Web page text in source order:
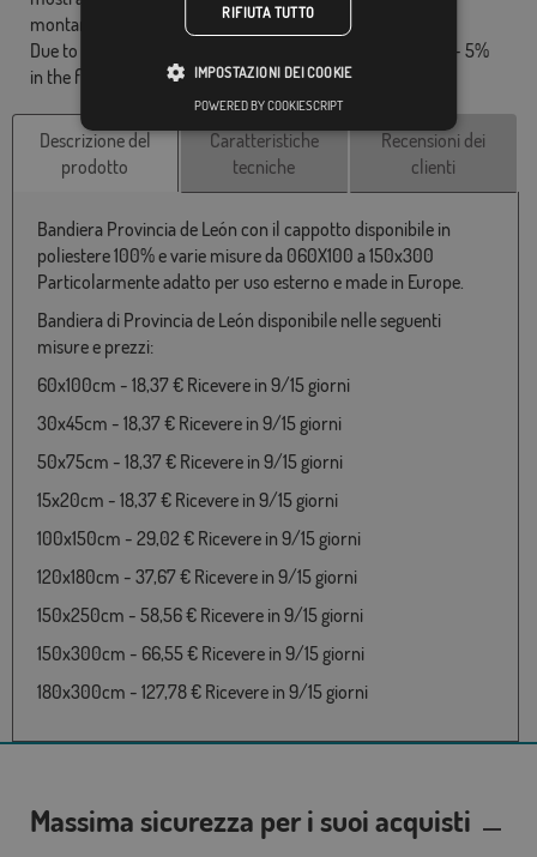
montante.
Due to production format, there may be a variation of + / - 5%
in the final dimensions and color tones.
Descrizione del
prodotto
Caratteristiche
tecniche
Recensioni dei
clienti
Bandiera Provincia de León con il cappotto disponibile in
poliestere 100% e varie misure da 060X100 a 150x300
Particolarmente adatto per uso esterno e made in Europe.
Bandiera di Provincia de León disponibile nelle seguenti
misure e prezzi:
60x100cm - 18,37 € Ricevere in 9/15 giorni
30x45cm - 18,37 € Ricevere in 9/15 giorni
50x75cm - 18,37 € Ricevere in 9/15 giorni
15x20cm - 18,37 € Ricevere in 9/15 giorni
100x150cm - 29,02 € Ricevere in 9/15 giorni
120x180cm - 37,67 € Ricevere in 9/15 giorni
150x250cm - 58,56 € Ricevere in 9/15 giorni
150x300cm - 66,55 € Ricevere in 9/15 giorni
180x300cm - 127,78 € Ricevere in 9/15 giorni
Massima sicurezza per i suoi acquisti
RIFIUTA TUTTO
IMPOSTAZIONI DEI COOKIE
POWERED BY COOKIESCRIPT